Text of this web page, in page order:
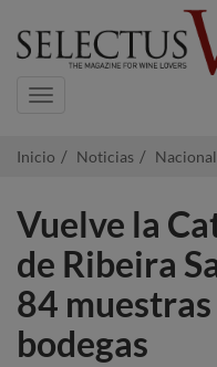
Navigation
Inicio Noticias Nacional
Vuelve la
de Ribeira
84
bodegas